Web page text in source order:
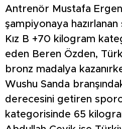
Antrenör Mustafa
şampiyonaya
Kız B +70 kilogram
eden Beren Özden,
bronz madalya
Wushu Sanda
derecesini getiren
kategorisinde 65